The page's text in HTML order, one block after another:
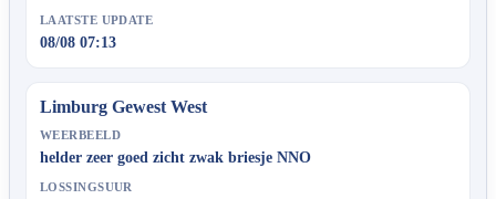
LAATSTE UPDATE
08/08 07:13
Limburg Gewest West
WEERBEELD
helder zeer goed zicht zwak briesje NNO
LOSSINGSUUR